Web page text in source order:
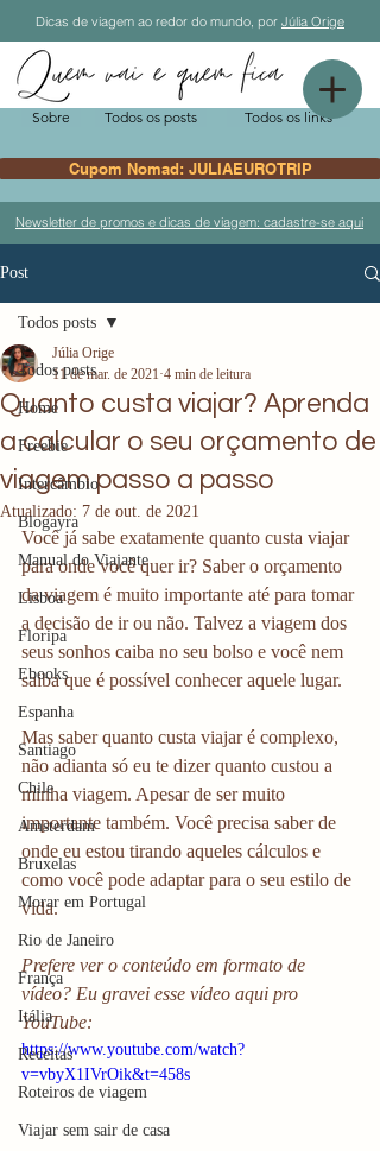
Sobre Todos os posts Todos os links
Cupom Nomad: JULIAEUROTRIP
Dicas de viagem ao redor do mundo, por Júlia Orige
Newsletter de promos e dicas de viagem: cadastre-se aqui
Post
Todos posts
Home
Freebie
Intercâmbio
Blogayra
Manual do Viajante
Lisboa
Floripa
Ebooks
Espanha
Santiago
Chile
Amsterdam
Bruxelas
Morar em Portugal
Rio de Janeiro
França
Itália
Receitas
Roteiros de viagem
Viajar sem sair de casa
Todos posts
Quanto custa viajar? Aprenda
a calcular o seu orçamento de
viagem passo a passo
Júlia Orige
11 de mar. de 2021 4 min de leitura
Atualizado: 7 de out. de 2021
Você já sabe exatamente quanto custa viajar
para onde você quer ir? Saber o orçamento
da viagem é muito importante até para tomar
a decisão de ir ou não. Talvez a viagem dos
seus sonhos caiba no seu bolso e você nem
saiba que é possível conhecer aquele lugar.
Mas saber quanto custa viajar é complexo,
não adianta só eu te dizer quanto custou a
minha viagem. Apesar de ser muito
importante também. Você precisa saber de
onde eu estou tirando aqueles cálculos e
como você pode adaptar para o seu estilo de
vida.
Prefere ver o conteúdo em formato de
vídeo? Eu gravei esse vídeo aqui pro
YouTube:
https://www.youtube.com/watch?
v=vbyX1IVrOik&t=458s